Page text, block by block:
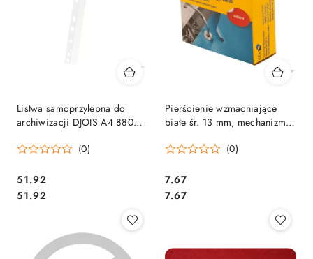
Listwa samoprzylepna do
archiwizacji DJOIS A4 8804-
(0)
Cena:
51.92
Cena:
51.92
Pierścienie wzmacniające
białe śr. 13 mm, mechanizm
op., Avery 3508
(0)
Cena:
7.67
Cena:
7.67